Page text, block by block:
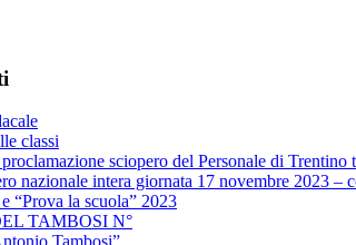
classi
sciopero del Personale di
nazionale intera giornata 17 novembre 2023 –
“Prova la scuola” 2023
TAMBOSI N°